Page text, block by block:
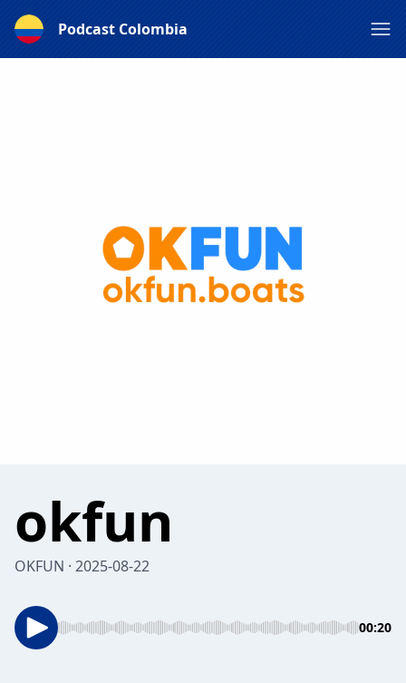
Podcast Colombia
okfun
OKFUN · 2025-08-22
00:20